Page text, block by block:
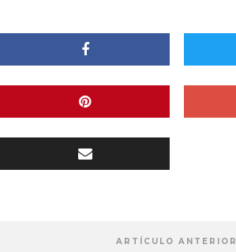
ARTÍCULO ANTERIOR